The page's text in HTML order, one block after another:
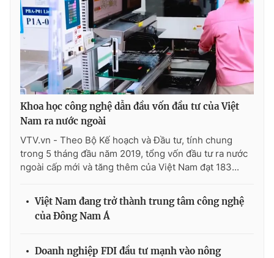
THỜI BÁO VTV
Theo dõi báo trên
Cơ quan chủ quản:Đài Truyền hình Việt Nam
Cơ quan báo chí: Thời báo VTV
cấp ngày 29/12/2023
Tổng Biên tập:Vũ Thanh Thủy
Nguyễn Trọng Ninh
Khoa học công nghệ dẫn đầu vốn đầu tư của Việt
Nam ra nước ngoài
VTV.vn - Theo Bộ Kế hoạch và Đầu tư, tính chung
trong 5 tháng đầu năm 2019, tổng vốn đầu tư ra nước
ngoài cấp mới và tăng thêm của Việt Nam đạt 183...
Việt Nam đang trở thành trung tâm công nghệ
của Đông Nam Á
Doanh nghiệp FDI đầu tư mạnh vào nông